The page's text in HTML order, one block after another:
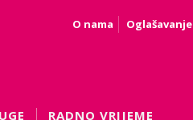
O nama Oglašavanje
RADNO VRIJEME